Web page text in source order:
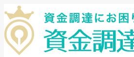
メニューを開閉